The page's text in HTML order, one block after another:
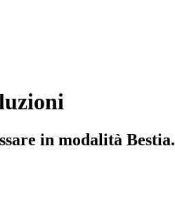
in modalità Bestia.